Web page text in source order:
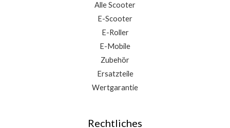
Alle Scooter
E-Scooter
E-Roller
E-Mobile
Zubehör
Ersatzteile
Wertgarantie
Rechtliches